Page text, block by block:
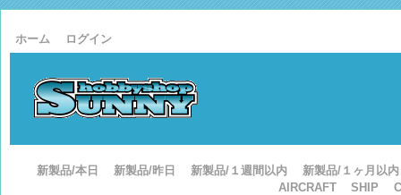
ホーム ログイン
新製品/本日 新製品/昨日 新製品/１週間以内
新製品/１ヶ月以内
AIRCRAFT
SHIP